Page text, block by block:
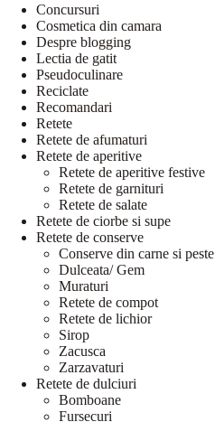
Concursuri
Cosmetica din camara
Despre blogging
Lectia de gatit
Pseudoculinare
Reciclate
Recomandari
Retete
Retete de afumaturi
Retete de aperitive
Retete de aperitive festive
Retete de garnituri
Retete de salate
Retete de ciorbe si supe
Retete de conserve
Conserve din carne si peste
Dulceata/ Gem
Muraturi
Retete de compot
Retete de lichior
Sirop
Zacusca
Zarzavaturi
Retete de dulciuri
Bomboane
Fursecuri